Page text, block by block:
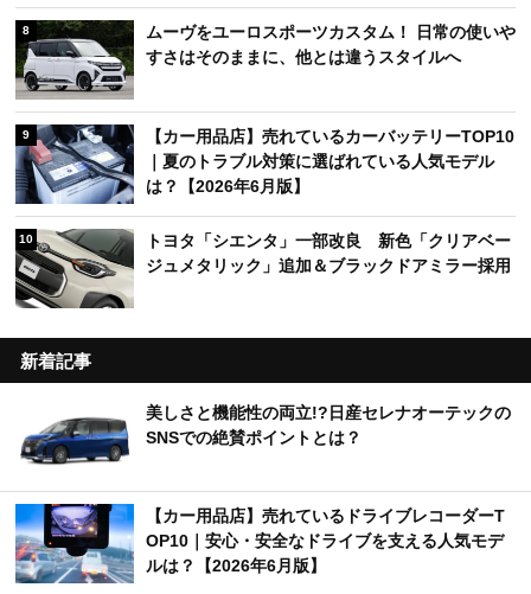
8
ムーヴをユーロスポーツカスタム！ 日常の使いや
すさはそのままに、他とは違うスタイルへ
9
【カー用品店】売れているカーバッテリーTOP10
｜夏のトラブル対策に選ばれている人気モデル
は？【2026年6月版】
10
トヨタ「シエンタ」一部改良 新色「クリアベー
ジュメタリック」追加＆ブラックドアミラー採用
新着記事
美しさと機能性の両立!?日産セレナオーテックの
SNSでの絶賛ポイントとは？
【カー用品店】売れているドライブレコーダーT
OP10｜安心・安全なドライブを支える人気モデ
ルは？【2026年6月版】